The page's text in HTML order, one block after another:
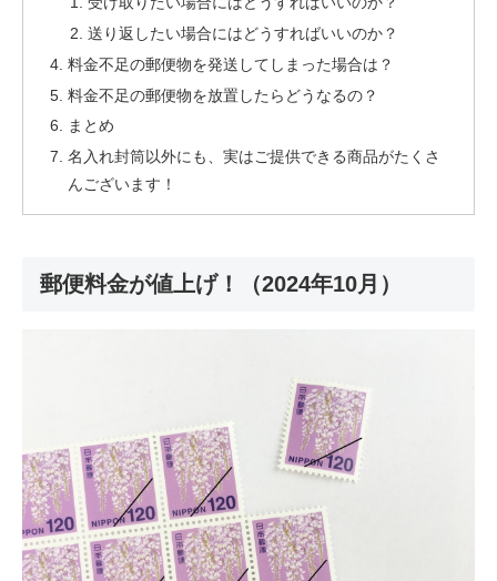
送り返したい場合にはどうすればいいのか？
料金不足の郵便物を発送してしまった場合は？
料金不足の郵便物を放置したらどうなるの？
まとめ
名入れ封筒以外にも、実はご提供できる商品がたくさ
んございます！
郵便料金が値上げ！（2024年10月）